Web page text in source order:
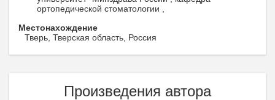
ортопедической стоматологии ,
Местонахождение
Тверь, Тверская область, Россия
Произведения автора